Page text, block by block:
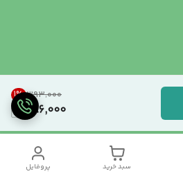
۳۹۳٬۰۰۰ 1%
386,000
پروفایل سبد خرید